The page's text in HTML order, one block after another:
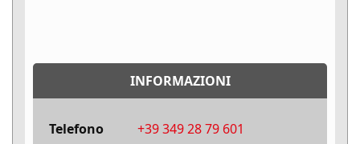
INFORMAZIONI
Telefono
+39 349 28 79 601